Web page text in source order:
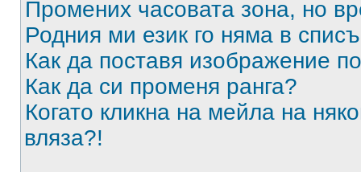
Промених часовата зона, но
Родния ми език го няма в
Как да поставя изображение
Как да си променя ранга?
Когато кликна на мейла на
вляза?!